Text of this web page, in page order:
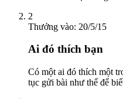
2
Thưởng vào: 20/5/15
Ai đó thích bạn
Có một ai đó thích một
tục gửi bài như thế để